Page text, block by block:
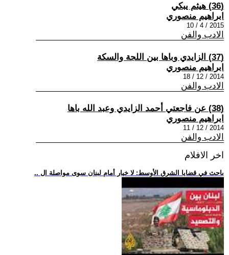
(36) هيثم يبكي
ابراهيم منصوري
2015 / 4 / 10
الادب والفن
(37) الزايدي وباها بين اللجة والسكة
ابراهيم منصوري
2014 / 12 / 18
الادب والفن
(38) عن فاجعتي أحمد الزايدي وعبد الله باها
ابراهيم منصوري
2014 / 12 / 11
الادب والفن
اخر الافلام
.. باحث في قضايا الشرق الأوسط: لا خيار أمام لبنان سوى مواصلة ال